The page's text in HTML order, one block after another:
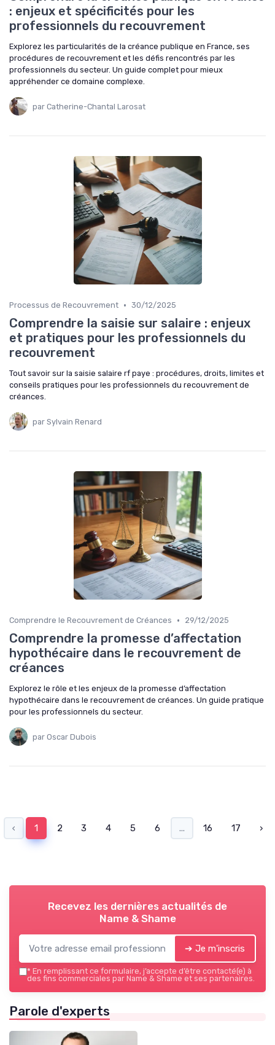
: enjeux et spécificités pour les
professionnels du recouvrement
Explorez les particularités de la créance publique en France, ses
procédures de recouvrement et les défis rencontrés par les
professionnels du secteur. Un guide complet pour mieux
appréhender ce domaine complexe.
par Catherine-Chantal Larosat
Processus de Recouvrement • 30/12/2025
Comprendre la saisie sur salaire : enjeux
et pratiques pour les professionnels du
recouvrement
Tout savoir sur la saisie salaire rf paye : procédures, droits, limites et
conseils pratiques pour les professionnels du recouvrement de
créances.
par Sylvain Renard
Comprendre le Recouvrement de Créances • 29/12/2025
Comprendre la promesse d’affectation
hypothécaire dans le recouvrement de
créances
Explorez le rôle et les enjeux de la promesse d’affectation
hypothécaire dans le recouvrement de créances. Un guide pratique
pour les professionnels du secteur.
par Oscar Dubois
‹ 1 2 3 4 5 6 ... 16 17 ›
Recevez les dernières actualités de
Name & Shame
➔ Je m'inscris
* En remplissant ce formulaire, j’accepte d’être contacté(e) à
des fins commerciales par Name & Shame et ses partenaires.
Parole d'experts